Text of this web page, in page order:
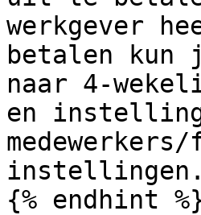
werkgever
betalen
naar 4-
en
{% endhint